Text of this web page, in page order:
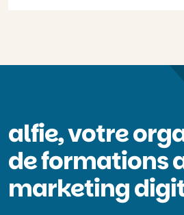
alfie, votre
de formations
marketing